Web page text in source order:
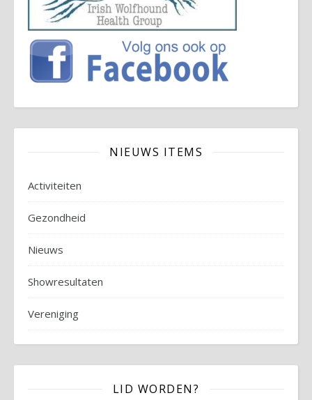
NIEUWS ITEMS
Activiteiten
Gezondheid
Nieuws
Showresultaten
Vereniging
LID WORDEN?